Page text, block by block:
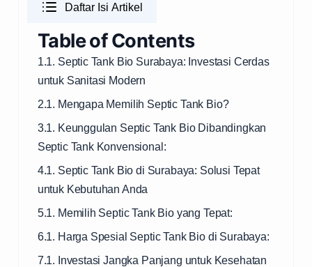
Daftar Isi Artikel
Table of Contents
1.1. Septic Tank Bio Surabaya: Investasi Cerdas
untuk Sanitasi Modern
2.1. Mengapa Memilih Septic Tank Bio?
3.1. Keunggulan Septic Tank Bio Dibandingkan
Septic Tank Konvensional:
4.1. Septic Tank Bio di Surabaya: Solusi Tepat
untuk Kebutuhan Anda
5.1. Memilih Septic Tank Bio yang Tepat:
6.1. Harga Spesial Septic Tank Bio di Surabaya:
7.1. Investasi Jangka Panjang untuk Kesehatan